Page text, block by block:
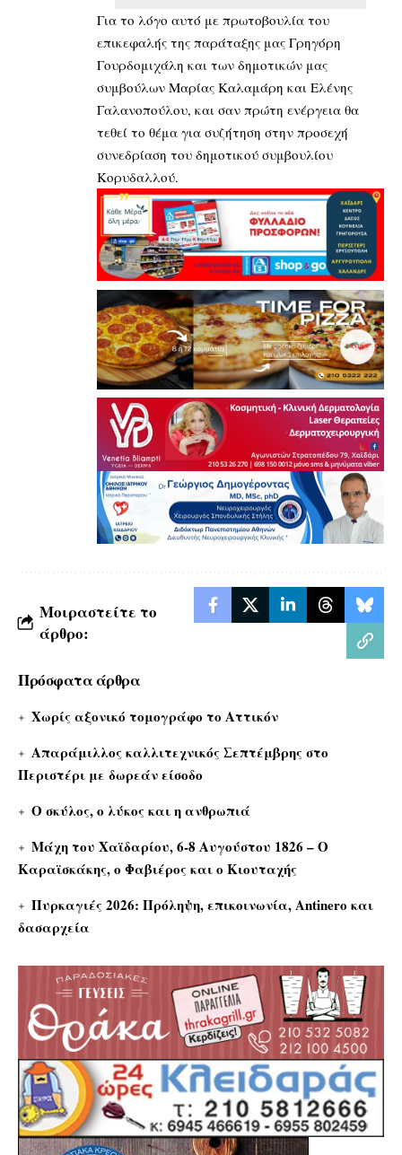
Για το λόγο αυτό με πρωτοβουλία του
επικεφαλής της παράταξης μας Γρηγόρη
Γουρδομιχάλη και των δημοτικών μας
συμβούλων Μαρίας Καλαμάρη και Ελένης
Γαλανοπούλου, και σαν πρώτη ενέργεια θα
τεθεί το θέμα για συζήτηση στην προσεχή
συνεδρίαση του δημοτικού συμβουλίου
Κορυδαλλού.
Μοιραστείτε το
άρθρο:
Πρόσφατα άρθρα
Χωρίς αξονικό τομογράφο το Αττικόν
Απαράμιλλος καλλιτεχνικός Σεπτέμβρης στο
Περιστέρι με δωρεάν είσοδο
Ο σκύλος, ο λύκος και η ανθρωπιά
Μάχη του Χαϊδαρίου, 6-8 Αυγούστου 1826 – Ο
Καραϊσκάκης, ο Φαβιέρος και ο Κιουταχής
Πυρκαγιές 2026: Πρόληψη, επικοινωνία, Antinero και
δασαρχεία